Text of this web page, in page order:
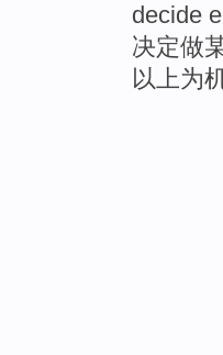
decide
决定做
以上为